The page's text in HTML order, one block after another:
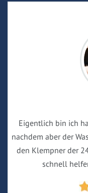
Eigentlich bin ich
nachdem aber der
den Klempner der
schnell